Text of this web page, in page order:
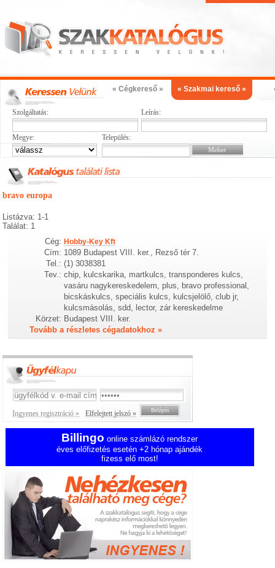
« Cégkereső » « Szakmai kereső »
Szolgáltatás: Leírás:
Megye: Település:
bravo europa
Listázva: 1-1
Találat: 1
Cég: Hobby-Key Kft
Cím: 1089 Budapest VIII. ker., Rezső tér 7.
Tel.: (1) 3038381
Tev.: chip, kulcskarika, martkulcs, transponderes kulcs,
vasáru nagykereskedelem, plus, bravo professional,
bicskáskulcs, speciális kulcs, kulcsjelölő, club jr,
kulcsmásolás, sdd, lector, zár kereskedelme
Körzet: Budapest VIII. ker.
Tovább a részletes cégadatokhoz »
Ingyenes regisztráció » Elfelejtett jelszó »
Billingo online számlázó rendszer
éves előfizetés esetén +2 hónap ajándék
fizess elő most!